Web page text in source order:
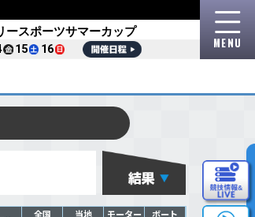
ロイヤルルームおよび指定席の販売方法等の変
開催まであと2日
収益使途について 한
優勝戦リ